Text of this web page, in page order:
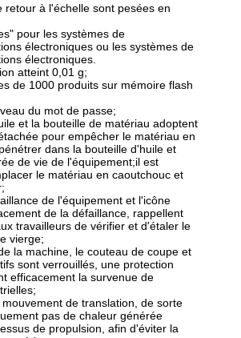
retour à l'échelle sont pesées en
pour les systèmes de
électroniques ou les systèmes de
électroniques.
atteint 0,01 g;
de 1000 produits sur mémoire flash
du mot de passe;
et la bouteille de matériau adoptent
pour empêcher le matériau en
dans la bouteille d'huile et
de vie de l'équipement;il est
le matériau en caoutchouc et
de l'équipement et l'icône
de la défaillance, rappellent
travailleurs de vérifier et d'étaler le
vierge;
la machine, le couteau de coupe et
sont verrouillés, une protection
efficacement la survenue de
de translation, de sorte
pas de chaleur générée
de propulsion, afin d'éviter la